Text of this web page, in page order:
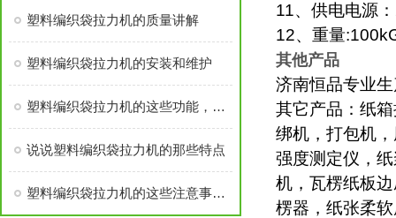
11、供电电源
12、重量
其他产品
济南恒品专业
其它产品：纸
绑机，打包机
强度测定仪，
机，瓦楞纸板
楞器，纸张柔
塑料编织袋拉力机的质量讲解
塑料编织袋拉力机的安装和维护
塑料编织袋拉力机的这些功能，您都了解吗
说说塑料编织袋拉力机的那些特点
塑料编织袋拉力机的这些注意事项，你必须知道